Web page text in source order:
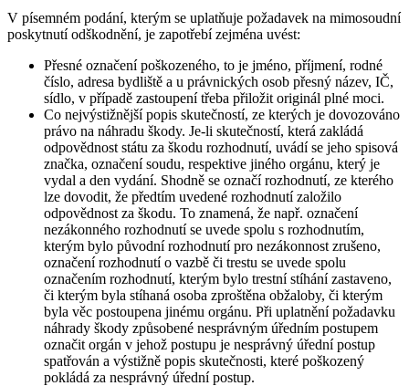
V písemném podání, kterým se uplatňuje požadavek na mimosoudní
poskytnutí odškodnění, je zapotřebí zejména uvést:
Přesné označení poškozeného, to je jméno, příjmení, rodné
číslo, adresa bydliště a u právnických osob přesný název, IČ,
sídlo, v případě zastoupení třeba přiložit originál plné moci.
Co nejvýstižnější popis skutečností, ze kterých je dovozováno
právo na náhradu škody. Je-li skutečností, která zakládá
odpovědnost státu za škodu rozhodnutí, uvádí se jeho spisová
značka, označení soudu, respektive jiného orgánu, který je
vydal a den vydání. Shodně se označí rozhodnutí, ze kterého
lze dovodit, že předtím uvedené rozhodnutí založilo
odpovědnost za škodu. To znamená, že např. označení
nezákonného rozhodnutí se uvede spolu s rozhodnutím,
kterým bylo původní rozhodnutí pro nezákonnost zrušeno,
označení rozhodnutí o vazbě či trestu se uvede spolu
označením rozhodnutí, kterým bylo trestní stíhání zastaveno,
či kterým byla stíhaná osoba zproštěna obžaloby, či kterým
byla věc postoupena jinému orgánu. Při uplatnění požadavku
náhrady škody způsobené nesprávným úředním postupem
označit orgán v jehož postupu je nesprávný úřední postup
spatřován a výstižně popis skutečnosti, které poškozený
pokládá za nesprávný úřední postup.